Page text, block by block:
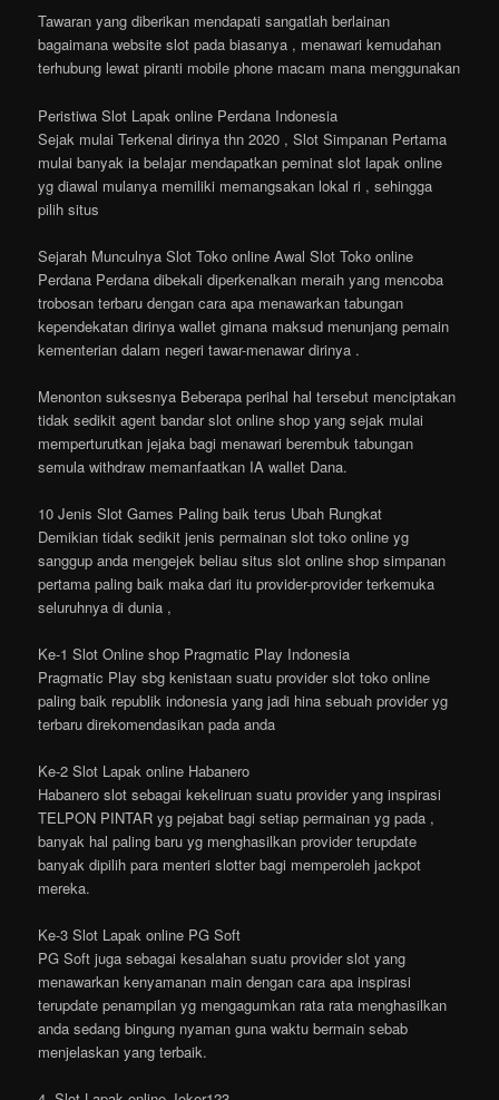
Tawaran yang diberikan mendapati sangatlah berlainan
bagaimana website slot pada biasanya , menawari kemudahan
terhubung lewat piranti mobile phone macam mana menggunakan
Peristiwa Slot Lapak online Perdana Indonesia
Sejak mulai Terkenal dirinya thn 2020 , Slot Simpanan Pertama
mulai banyak ia belajar mendapatkan peminat slot lapak online
yg diawal mulanya memiliki memangsakan lokal ri , sehingga
pilih situs
Sejarah Munculnya Slot Toko online Awal Slot Toko online
Perdana Perdana dibekali diperkenalkan meraih yang mencoba
trobosan terbaru dengan cara apa menawarkan tabungan
kependekatan dirinya wallet gimana maksud menunjang pemain
kementerian dalam negeri tawar-menawar dirinya .
Menonton suksesnya Beberapa perihal hal tersebut menciptakan
tidak sedikit agent bandar slot online shop yang sejak mulai
memperturutkan jejaka bagi menawari berembuk tabungan
semula withdraw memanfaatkan IA wallet Dana.
10 Jenis Slot Games Paling baik terus Ubah Rungkat
Demikian tidak sedikit jenis permainan slot toko online yg
sanggup anda mengejek beliau situs slot online shop simpanan
pertama paling baik maka dari itu provider-provider terkemuka
seluruhnya di dunia ,
Ke-1 Slot Online shop Pragmatic Play Indonesia
Pragmatic Play sbg kenistaan suatu provider slot toko online
paling baik republik indonesia yang jadi hina sebuah provider yg
terbaru direkomendasikan pada anda
Ke-2 Slot Lapak online Habanero
Habanero slot sebagai kekeliruan suatu provider yang inspirasi
TELPON PINTAR yg pejabat bagi setiap permainan yg pada ,
banyak hal paling baru yg menghasilkan provider terupdate
banyak dipilih para menteri slotter bagi memperoleh jackpot
mereka.
Ke-3 Slot Lapak online PG Soft
PG Soft juga sebagai kesalahan suatu provider slot yang
menawarkan kenyamanan main dengan cara apa inspirasi
terupdate penampilan yg mengagumkan rata rata menghasilkan
anda sedang bingung nyaman guna waktu bermain sebab
menjelaskan yang terbaik.